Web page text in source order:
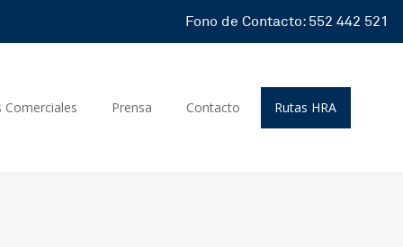
Fono de Contacto: 552 442 521
Comerciales Prensa Contacto Rutas HRA